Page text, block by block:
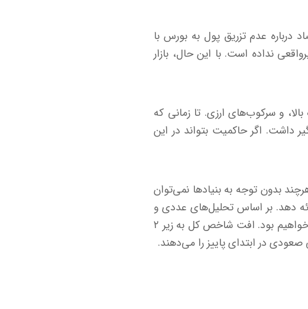
عدم تزریق پول به بورس با
نداده است. با این حال، بازار
بالا، و سرکوب‌های ارزی. تا زمانی که
داشت. اگر حاکمیت بتواند در این
بدون توجه به بنیادها نمی‌توان
دهد. بر اساس تحلیل‌های عددی و
زمانی، احتمالاً تا پایان شهریور شاهد نوسانات محدود و حرکت‌های رفت‌وبرگشتی خواهیم بود. افت شاخص کل به زیر ۲